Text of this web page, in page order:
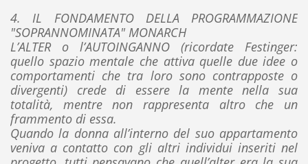
4. IL FONDAMENTO DELLA PROGRAMMAZIONE
"SOPRANNOMINATA" MONARCH
L’ALTER o l’AUTOINGANNO (ricordate Festinger:
quello spazio mentale che attiva quelle due idee o
comportamenti che tra loro sono contrapposte o
divergenti) crede di essere la mente nella sua
totalità, mentre non rappresenta altro che un
frammento di essa.
Quando la donna all’interno del suo appartamento
veniva a contatto con gli altri individui inseriti nel